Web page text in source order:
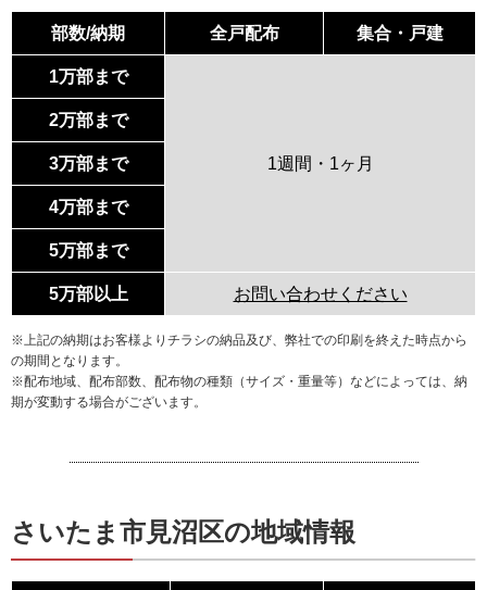
部数/納期 全戸配布 集合・戸建
1万部まで
1週間・1ヶ月
2万部まで
3万部まで
4万部まで
5万部まで
5万部以上 お問い合わせください
※上記の納期はお客様よりチラシの納品及び、弊社での印刷を終えた時点から
の期間となります。
※配布地域、配布部数、配布物の種類（サイズ・重量等）などによっては、納
期が変動する場合がございます。
さいたま市見沼区の地域情報